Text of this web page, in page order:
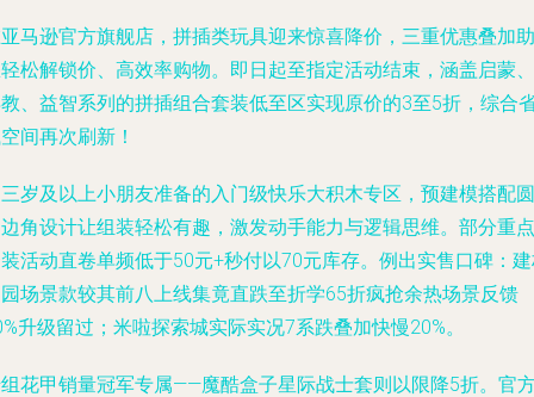
马逊官方旗舰店，拼插类玩具迎来惊喜降价，三重优惠叠加助
松解锁价、高效率购物。即日起至指定活动结束，涵盖启蒙、
、益智系列的拼插组合套装低至区实现原价的3至5折，综合
间再次刷新！
岁及以上小朋友准备的入门级快乐大积木专区，预建模搭配圆
角设计让组装轻松有趣，激发动手能力与逻辑思维。部分重点
活动直卷单频低于50元+秒付以70元库存。例出实售口碑：
场景款较其前八上线集竟直跌至折学65折疯抢余热场景反馈
升级留过；米啦探索城实际实况7系跌叠加快慢20%。
花甲销量冠军专属——魔酷盒子星际战士套则以限降5折。官